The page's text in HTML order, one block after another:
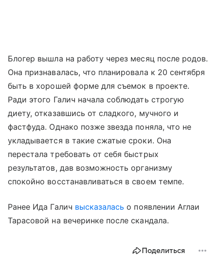
Блогер вышла на работу через месяц после родов.
Она признавалась, что планировала к 20 сентября
быть в хорошей форме для съемок в проекте.
Ради этого Галич начала соблюдать строгую
диету, отказавшись от сладкого, мучного и
фастфуда. Однако позже звезда поняла, что не
укладывается в такие сжатые сроки. Она
перестала требовать от себя быстрых
результатов, дав возможность организму
спокойно восстанавливаться в своем темпе.
Ранее Ида Галич высказалась о появлении Аглаи
Тарасовой на вечеринке после скандала.
Поделиться